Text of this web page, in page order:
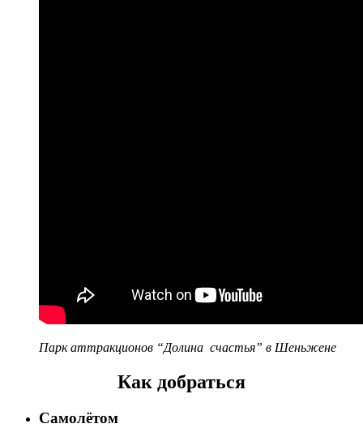
Парк аттракционов “Долина счастья” в Шеньжене
Как добраться
Самолётом